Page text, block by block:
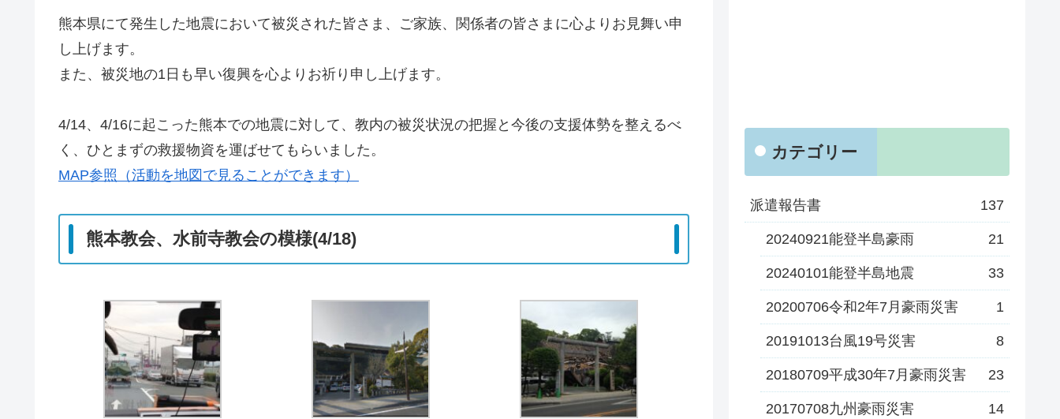
熊本県にて発生した地震において被災された皆さま、ご家族、関係者の皆さまに心よりお見舞い申
し上げます。
また、被災地の1日も早い復興を心よりお祈り申し上げます。
4/14、4/16に起こった熊本での地震に対して、教内の被災状況の把握と今後の支援体勢を整えるべ
く、ひとまずの救援物資を運ばせてもらいました。
MAP参照（活動を地図で見ることができます）
熊本教会、水前寺教会の模様(4/18)
カテゴリー
派遣報告書 137
20240921能登半島豪雨 21
20240101能登半島地震 33
20200706令和2年7月豪雨災害 1
20191013台風19号災害 8
20180709平成30年7月豪雨災害 23
20170708九州豪雨災害 14